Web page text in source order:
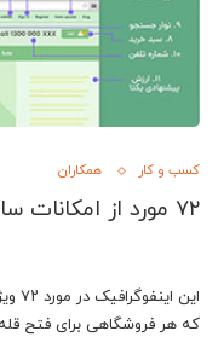
کسب و کار همکاران
۷۲ مورد از امکانات سایت فروشگاهی موفق
که هر فروشگاهی برای فتح